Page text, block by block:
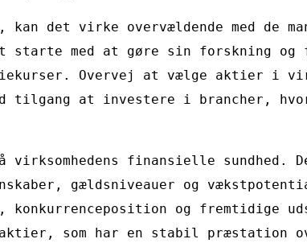
det virke overvældende med de
med at gøre sin forskning og
Overvej at vælge aktier i
tilgang at investere i brancher,
finansielle sundhed.
gældsniveauer og
konkurrenceposition og fremtidige
som har en stabil præstation